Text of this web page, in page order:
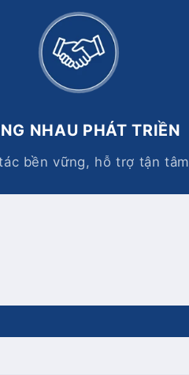
NHAU PHÁT TRIỀN
bền vững, hỗ trợ tận tâm